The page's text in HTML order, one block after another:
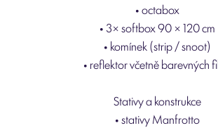
• octabox
• 3× softbox 90 × 120 cm
• komínek (strip / snoot)
• reflektor včetně barevných
Stativy a konstrukce
• stativy Manfrotto